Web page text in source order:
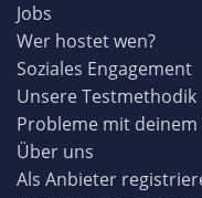
Jobs
Wer hostet wen?
Soziales Engagement
Unsere Testmethodik
Probleme mit
Über uns
Als Anbieter